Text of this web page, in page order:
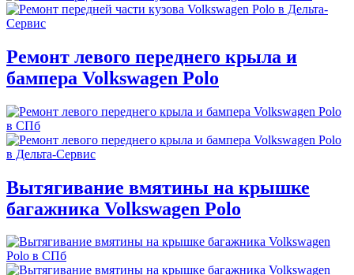
Ремонт левого переднего крыла и
бампера Volkswagen Polo
Вытягивание вмятины на крышке
багажника Volkswagen Polo